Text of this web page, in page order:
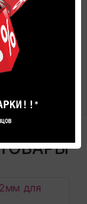
от указанной
товара
лишь дают
и